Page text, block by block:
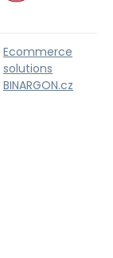
Ecommerce
solutions
BINARGON.cz